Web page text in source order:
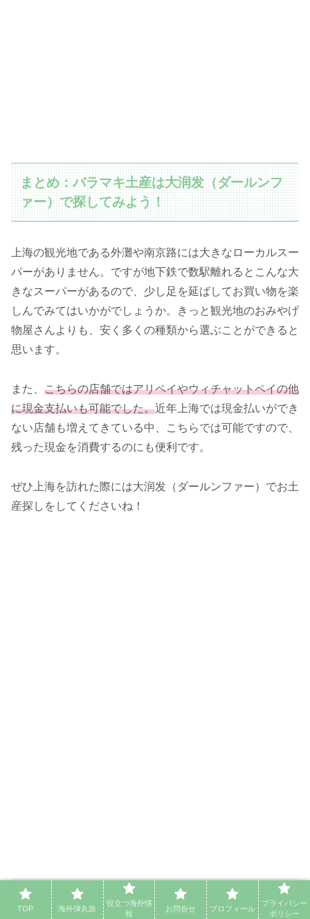
まとめ：バラマキ土産は大润发（ダールンフ
ァー）で探してみよう！
上海の観光地である外灘や南京路には大きなローカルスー
パーがありません。ですが地下鉄で数駅離れるとこんな大
きなスーパーがあるので、少し足を延ばしてお買い物を楽
しんでみてはいかがでしょうか。きっと観光地のおみやげ
物屋さんよりも、安く多くの種類から選ぶことができると
思います。
また、 こちらの店舗ではアリペイやウィチャットペイの他
に現金支払いも可能でした。近年上海では現金払いができ
ない店舗も増えてきている中、こちらでは可能ですので、
残った現金を消費するのにも便利です。
ぜひ上海を訪れた際には大润发（ダールンファー）でお土
産探しをしてくださいね！
mi-chan
京都出身。
TOP 海外弾丸旅
役立つ海外情
報
お問合せ プロフィール
プライバシー
ポリシー